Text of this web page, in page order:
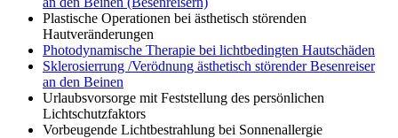
Plastische Operationen bei ästhetisch störenden
Hautveränderungen
Photodynamische Therapie bei lichtbedingten Hautschäden
Sklerosierrung /Verödnung ästhetisch störender Besenreiser
an den Beinen
Urlaubsvorsorge mit Feststellung des persönlichen
Lichtschutzfaktors
Vorbeugende Lichtbestrahlung bei Sonnenallergie